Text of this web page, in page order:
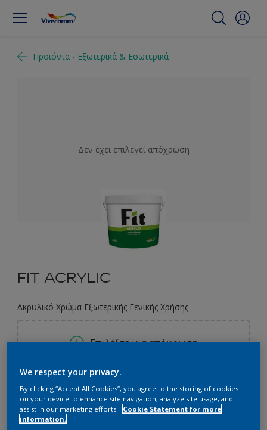
Προϊόντα - Εξωτερικά & Εσωτερικά
Δεν έχει επιλεγεί απόχρωση
FIT ACRYLIC
Ακρυλικό Χρώμα Εξωτερικής Γενικής Χρήσης
Επιλέξτε μια απόχρωση
Συσκευασία
3L 9L
We respect your privacy.
By clicking “Accept All Cookies”, you agree to the storing of cookies
on your device to enhance site navigation, analyze site usage, and
assist in our marketing efforts.
Cookie Statement for more
information.